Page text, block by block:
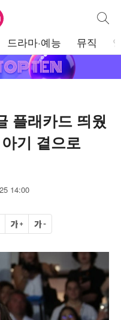
통합
드라마·예능 뮤직
플래카드 띄웠
기 곁으로
14:00
하기
복사
글자 크게글자 작게